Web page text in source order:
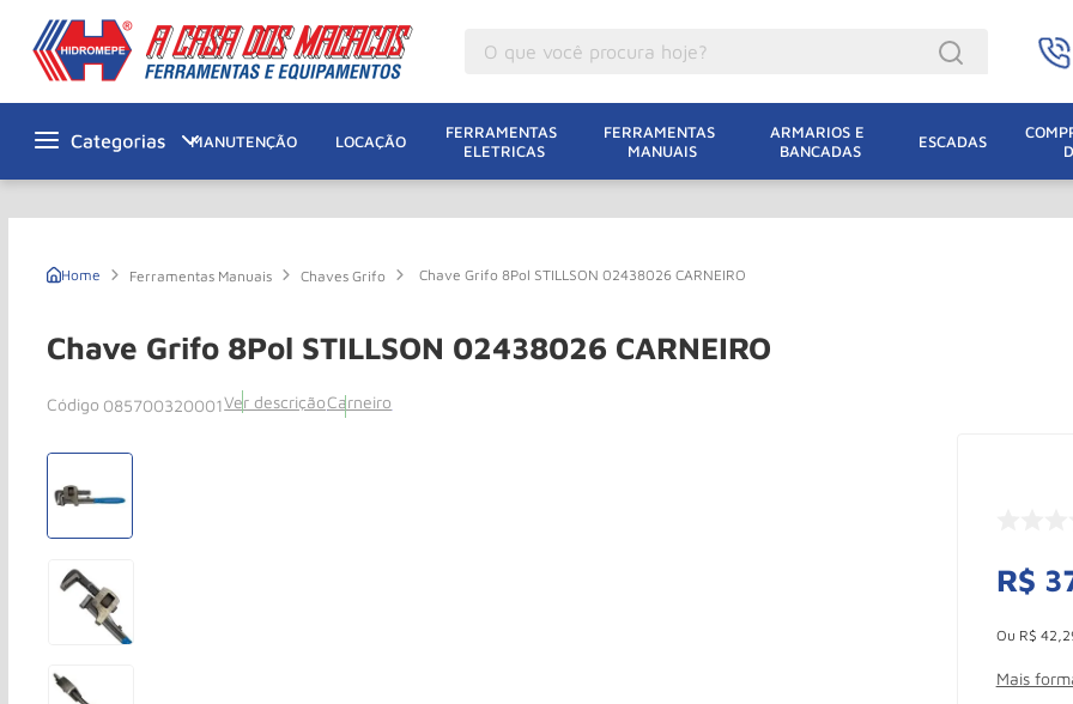
MANUTENÇÃO LOCAÇÃO
FERRAMENTAS
ELETRICAS
FERRAMENTAS
MANUAIS
ARMARIOS E
BANCADAS
ESCADAS
Ferramentas Manuais Chaves Grifo Chave Grifo 8Pol STILLSON 02438026 CARNEIRO
Chave Grifo 8Pol STILLSON 02438026 CARNEIRO
085700320001Ver descriçãoCarneiro
R$
Ou R$ 42
Mais
1º Macacos
6 º Talha Eletrica